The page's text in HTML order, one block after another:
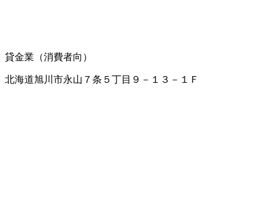
貸金業（消費者向）
北海道旭川市永山７条５丁目９－１３－１Ｆ